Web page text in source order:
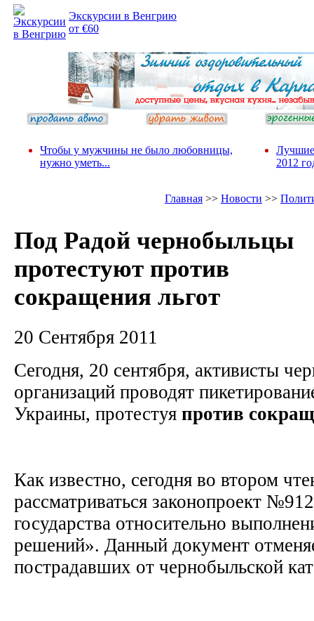
Экскурсии в Венгрию
от €60
Чтобы у мужчины не было любовницы,
нужно уметь...
Лучшие
2012
Главная >> Новости >>
Под Радой чернобыльцы
протестуют против
сокращения льгот
20 Сентября 2011
Сегодня, 20 сентября, активисты
организаций проводят
Украины, протестуя против
Как известно, сегодня во втором
рассматриваться законопроект
государства относительно
решений». Данный документ
пострадавших от чернобыльской